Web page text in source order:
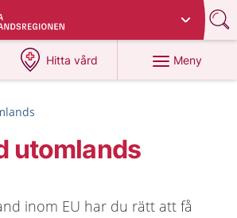
region
Hitta vård
på 1177.se
Meny
utomlands
inom EU har du rätt att få